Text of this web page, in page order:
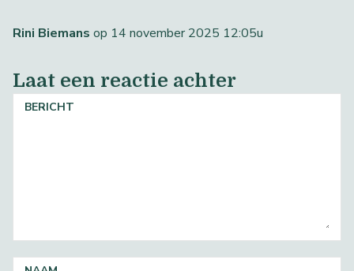
Rini Biemans op 14 november 2025 12:05u
Laat een reactie achter
BERICHT